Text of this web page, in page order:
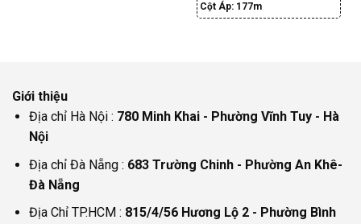
Cột Áp: 177m
Giới thiệu
Địa chỉ Hà Nội : 780 Minh Khai - Phường Vĩnh Tuy - Hà
Nội
Địa chỉ Đà Nẵng : 683 Trường Chinh - Phường An Khê-
Đà Nẵng
Địa Chỉ TP.HCM : 815/4/56 Hương Lộ 2 - Phường Bình